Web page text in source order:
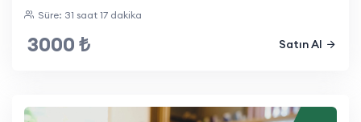
Süre: 31 saat 17 dakika
3000 ₺ Satın Al